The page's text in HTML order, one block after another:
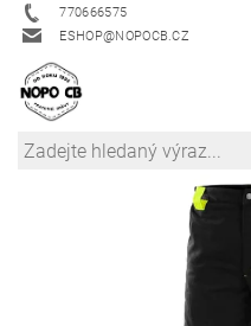
770666575
ESHOP@NOPOCB.CZ